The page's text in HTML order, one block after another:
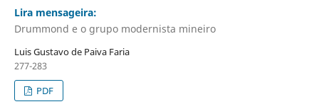
Lira mensageira:
Drummond e o grupo modernista mineiro
Luis Gustavo de Paiva Faria
277-283
PDF